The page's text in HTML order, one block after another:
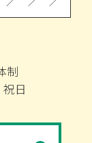
制
日